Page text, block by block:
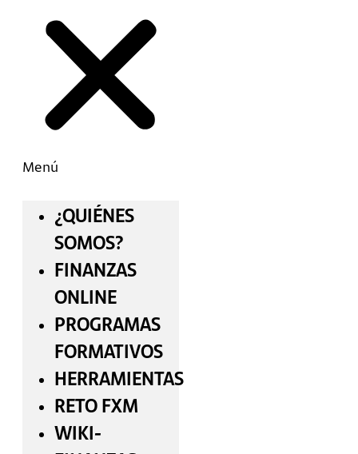
Menú
¿QUIÉNES
SOMOS?
FINANZAS
ONLINE
PROGRAMAS
FORMATIVOS
HERRAMIENTAS
RETO FXM
WIKI-